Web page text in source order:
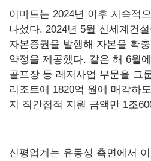
이마트는 2024년 이후 지속적
나섰다. 2024년 5월 신세계건
자본증권을 발행해 자본을 확
약정을 제공했다. 같은 해 6월
골프장 등 레저사업 부문을 그
리조트에 1820억 원에 매각하
지 직간접적 지원 금액만 1조
신평업계는 유동성 측면에서